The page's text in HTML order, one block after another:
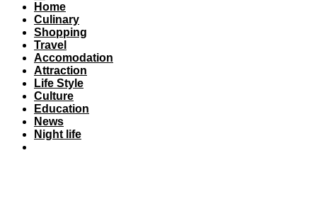
Home
Culinary
Shopping
Travel
Accomodation
Attraction
Life Style
Culture
Education
News
Night life